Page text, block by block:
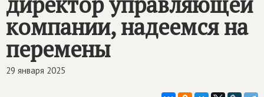
компании, надеемся на
перемены
29 января 2025